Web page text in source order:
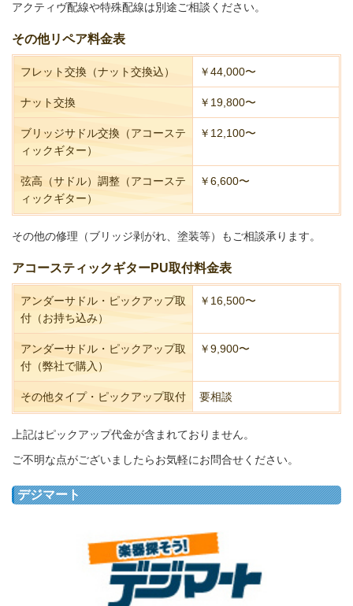
アクティヴ配線や特殊配線は別途ご相談ください。
その他リペア料金表
フレット交換（ナット交換込） ￥44,000〜
ナット交換 ￥19,800〜
ブリッジサドル交換（アコーステ
ィックギター）
￥12,100〜
弦高（サドル）調整（アコーステ
ィックギター）
￥6,600〜
その他の修理（ブリッジ剥がれ、塗装等）もご相談承ります。
アコースティックギターPU取付料金表
アンダーサドル・ピックアップ取
付（お持ち込み）
￥16,500〜
アンダーサドル・ピックアップ取
付（弊社で購入）
￥9,900〜
その他タイプ・ピックアップ取付 要相談
上記はピックアップ代金が含まれておりません。
ご不明な点がございましたらお気軽にお問合せください。
デジマート